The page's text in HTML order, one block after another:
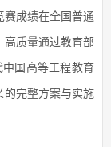
赛成绩在全国普通
高质量通过教育部
国高等工程教育
的完整方案与实施